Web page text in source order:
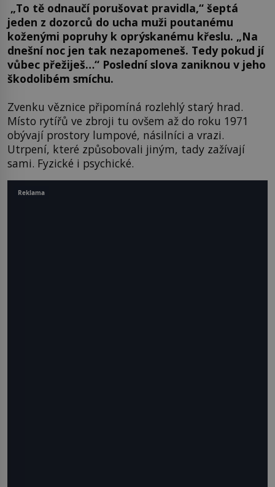
„To tě odnaučí porušovat pravidla,“ šeptá
jeden z dozorců do ucha muži poutanému
koženými popruhy k oprýskanému křeslu. „Na
dnešní noc jen tak nezapomeneš. Tedy pokud jí
vůbec přežiješ…“ Poslední slova zaniknou v jeho
škodolibém smíchu.
Zvenku věznice připomíná rozlehlý starý hrad.
Místo rytířů ve zbroji tu ovšem až do roku 1971
obývají prostory lumpové, násilníci a vrazi.
Utrpení, které způsobovali jiným, tady zažívají
sami. Fyzické i psychické.
Reklama